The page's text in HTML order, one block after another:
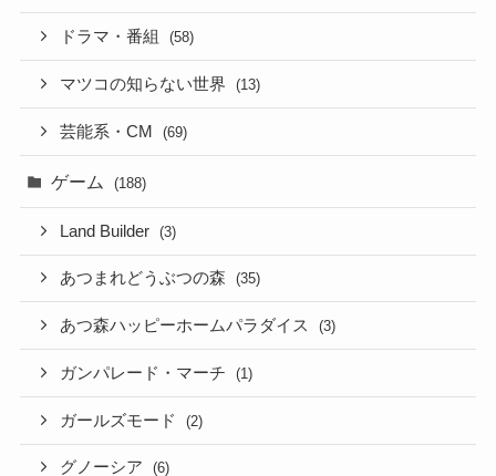
ドラマ・番組 (58)
マツコの知らない世界 (13)
芸能系・CM (69)
ゲーム (188)
Land Builder (3)
あつまれどうぶつの森 (35)
あつ森ハッピーホームパラダイス (3)
ガンパレード・マーチ (1)
ガールズモード (2)
グノーシア (6)